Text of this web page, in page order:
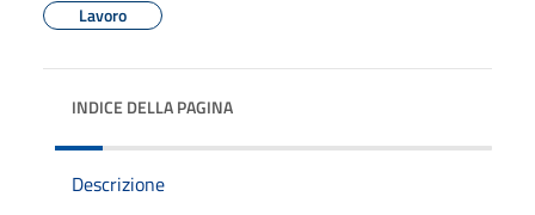
Lavoro
INDICE DELLA PAGINA
Descrizione